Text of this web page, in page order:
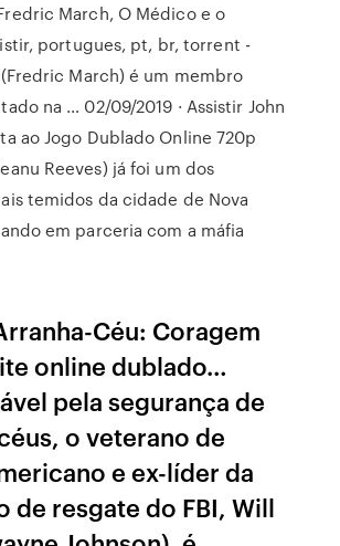
March, O Médico e o
portugues, pt, br, torrent -
March) é um membro
na … 02/09/2019 · Assistir John
ao Jogo Dublado Online 720p
Reeves) já foi um dos
temidos da cidade de Nova
em parceria com a máfia
Céu: Coragem
online dublado…
pela segurança de
o veterano de
e ex-líder da
de resgate do FBI, Will